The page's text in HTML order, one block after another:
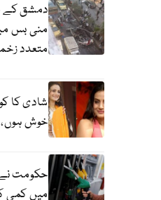
دمشق کے
متعدد
شادی کا
خوش ہوں،
حکومت نے
میں کمی